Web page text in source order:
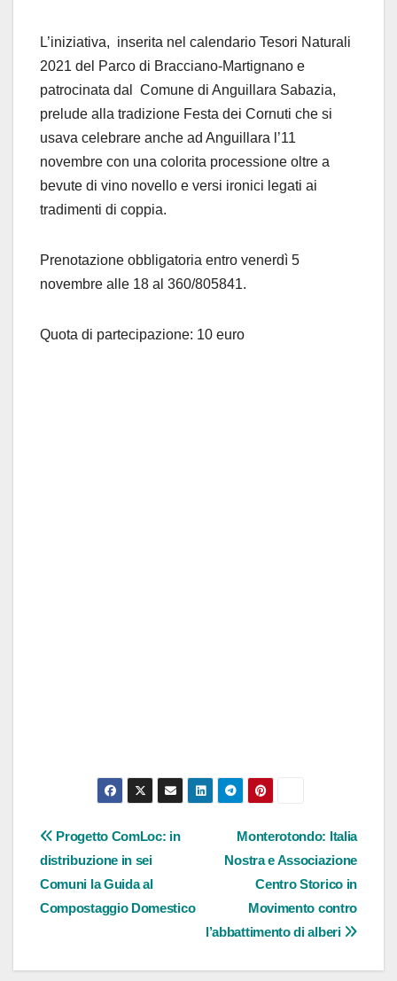
L’iniziativa, inserita nel calendario Tesori Naturali
2021 del Parco di Bracciano-Martignano e
patrocinata dal Comune di Anguillara Sabazia,
prelude alla tradizione Festa dei Cornuti che si
usava celebrare anche ad Anguillara l’11
novembre con una colorita processione oltre a
bevute di vino novello e versi ironici legati ai
tradimenti di coppia.
Prenotazione obbligatoria entro venerdì 5
novembre alle 18 al 360/805841.
Quota di partecipazione: 10 euro
Navigazione
articoli
Monterotondo: Italia
Nostra e Associazione
Centro Storico in
Movimento contro
l’abbattimento di alberi
Progetto ComLoc: in
distribuzione in sei
Comuni la Guida al
Compostaggio Domestico